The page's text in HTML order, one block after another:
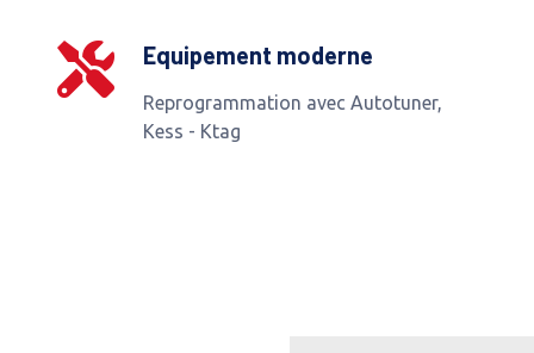
Equipement moderne
Reprogrammation avec Autotuner,
Kess - Ktag